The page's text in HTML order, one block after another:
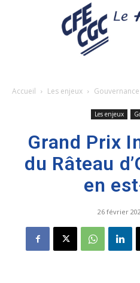
Accueil Les enjeux Gouvernance
Les enjeux
Grand Prix
du Râteau
en
26 février